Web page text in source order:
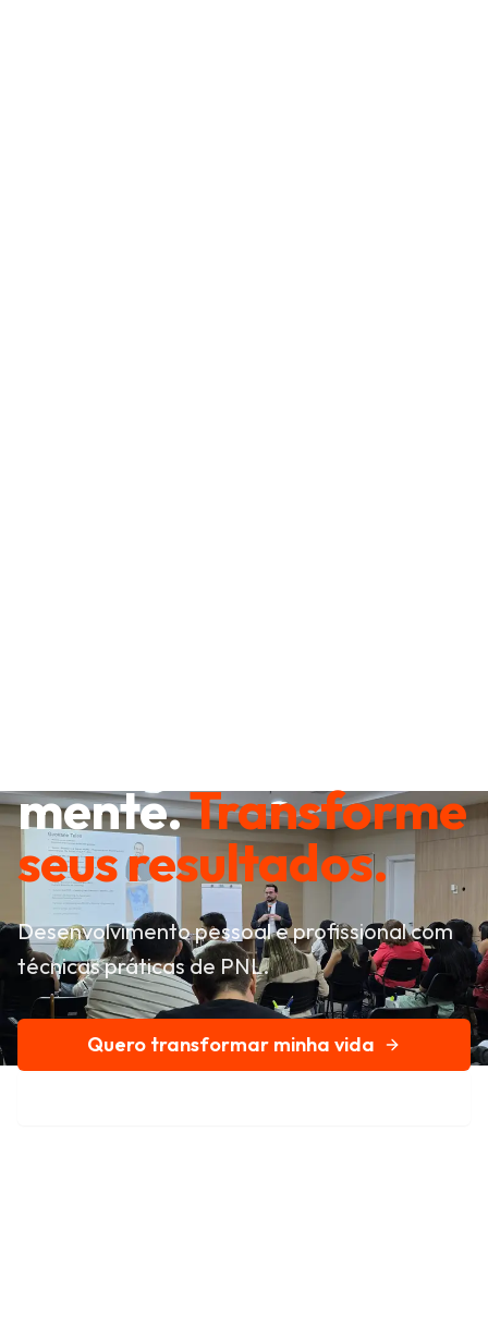
mente.Transforme
seus resultados.
Desenvolvimento pessoal e profissional com
técnicas práticas de PNL.
Quero transformar minha vida